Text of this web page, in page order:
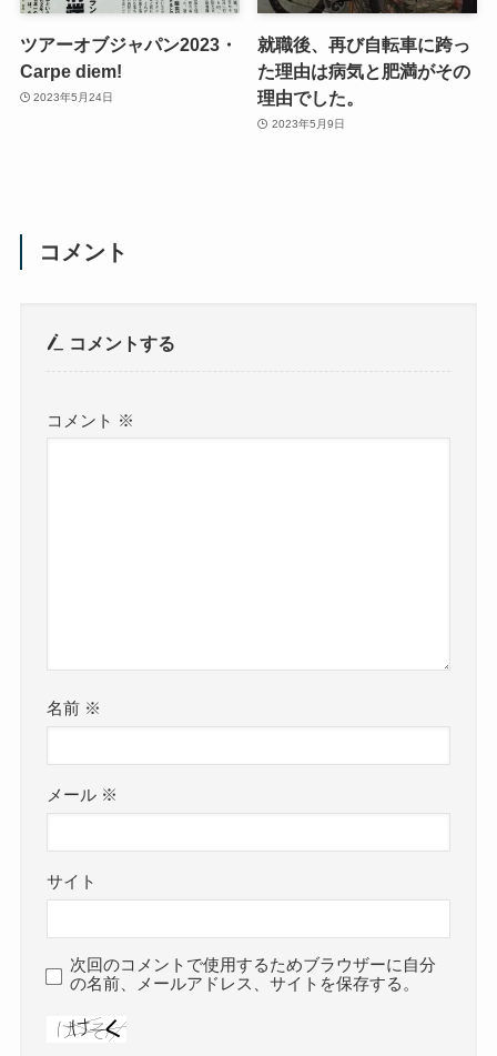
ツアーオブジャパン2023・
Carpe diem!
2023年5月24日
就職後、再び自転車に跨っ
た理由は病気と肥満がその
理由でした。
2023年5月9日
コメント
コメントする
コメント ※
名前 ※
メール ※
サイト
次回のコメントで使用するためブラウザーに自分
の名前、メールアドレス、サイトを保存する。